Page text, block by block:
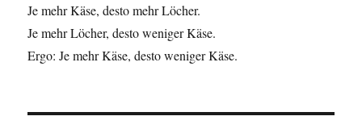
Je mehr Käse, desto mehr Löcher.
Je mehr Löcher, desto weniger Käse.
Ergo: Je mehr Käse, desto weniger Käse.